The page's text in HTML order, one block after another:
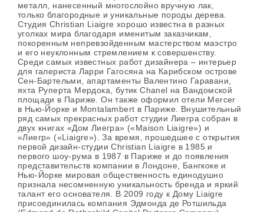
металл, нанесенный многослойно вручную лак,
только благородные и уникальные породы дерева.
Cтудия Christian Liaigre хорошо известна в разных
уголках мира благодаря именитым заказчикам,
покоренным непревзойденным мастерством маэстро
и его неуклонным стремлением к совершенству.
Среди самых известных работ дизайнера – интерьер
для галериста Ларри Гагосяна на Карибском острове
Сен-Бартельми, апартаменты Валентино Гаравани,
яхта Руперта Мердока, бутик Chanel на Вандомской
площади в Париже. Он также оформил отели Mercer
в Нью-Йорке и Montalambert в Париже. Внушительный
ряд самых прекрасных работ студии Лиегра собран в
двух книгах «Дом Лиегра» («Maison Liaigre») и
«Лиегр» («Liaigre»). За время, прошедшее с открытия
первой дизайн-студии Christian Liaigre в 1985 и
первого шоу-рума в 1987 в Париже и до появления
представительств компании в Лондоне, Бангкоке и
Нью-Йорке мировая общественность единодушно
признала несомненную уникальность бренда и яркий
талант его основателя. В 2009 году к Дому Liaigre
присоединилась компания Эдмонда де Ротшильда